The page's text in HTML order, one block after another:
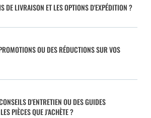
DE LIVRAISON ET LES OPTIONS D'EXPÉDITION ?
OU DES RÉDUCTIONS SUR VOS
D'ENTRETIEN OU DES GUIDES
PIÈCES QUE J'ACHÈTE ?